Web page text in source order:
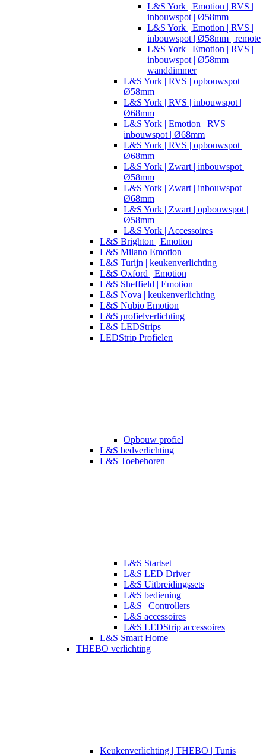
L&S York | Emotion | RVS |
inbouwspot | Ø58mm
L&S York | Emotion | RVS |
inbouwspot | Ø58mm | remote
L&S York | Emotion | RVS |
inbouwspot | Ø58mm |
wanddimmer
L&S York | RVS | opbouwspot |
Ø58mm
L&S York | RVS | inbouwspot |
Ø68mm
L&S York | Emotion | RVS |
inbouwspot | Ø68mm
L&S York | RVS | opbouwspot |
Ø68mm
L&S York | Zwart | inbouwspot |
Ø58mm
L&S York | Zwart | inbouwspot |
Ø68mm
L&S York | Zwart | opbouwspot |
Ø58mm
L&S York | Accessoires
L&S Brighton | Emotion
L&S Milano Emotion
L&S Turijn | keukenverlichting
L&S Oxford | Emotion
L&S Sheffield | Emotion
L&S Nova | keukenverlichting
L&S Nubio Emotion
L&S profielverlichting
L&S LEDStrips
LEDStrip Profielen
Opbouw profiel
L&S bedverlichting
L&S Toebehoren
L&S Startset
L&S LED Driver
L&S Uitbreidingssets
L&S bediening
L&S | Controllers
L&S accessoires
L&S LEDStrip accessoires
L&S Smart Home
THEBO verlichting
​​Keukenverlichting | THEBO | Tunis